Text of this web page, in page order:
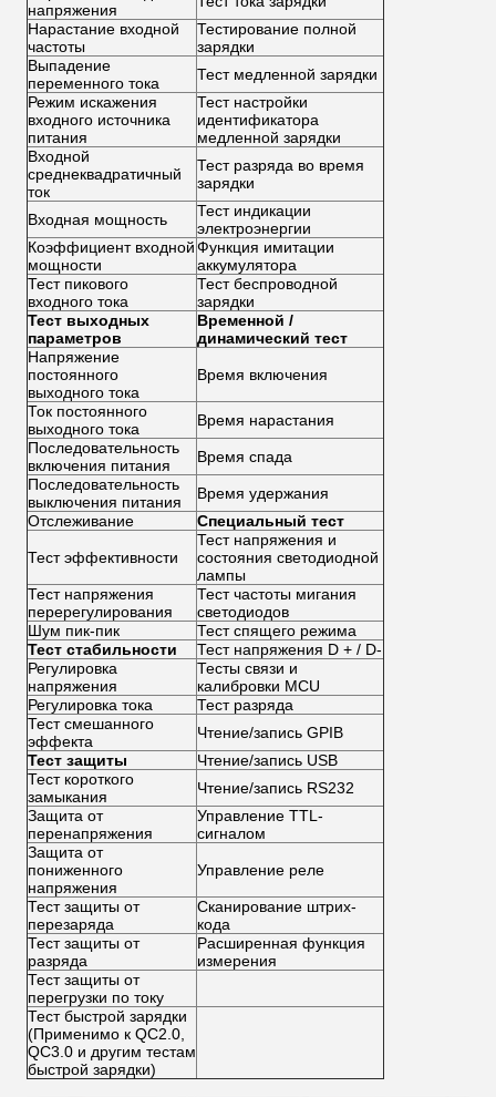
напряжения
Нарастание входной
частоты
Тестирование полной
зарядки
Выпадение
переменного тока
Тест медленной зарядки
Режим искажения
входного источника
питания
Тест настройки
идентификатора
медленной зарядки
Входной
среднеквадратичный
ток
Тест разряда во время
зарядки
Входная мощность
Тест индикации
электроэнергии
Коэффициент входной
мощности
Функция имитации
аккумулятора
Тест пикового
входного тока
Тест беспроводной
зарядки
Тест выходных
параметров
Временной /
динамический тест
Напряжение
постоянного
выходного тока
Время включения
Ток постоянного
выходного тока
Время нарастания
Последовательность
включения питания
Время спада
Последовательность
выключения питания
Время удержания
Отслеживание
Специальный тест
Тест эффективности
Тест напряжения и
состояния светодиодной
лампы
Тест напряжения
перерегулирования
Тест частоты мигания
светодиодов
Шум пик-пик
Тест спящего режима
Тест стабильности
Тест напряжения D + / D-
Регулировка
напряжения
Тесты связи и
калибровки MCU
Регулировка тока
Тест разряда
Тест смешанного
эффекта
Чтение/запись GPIB
Тест защиты
Чтение/запись USB
Тест короткого
замыкания
Чтение/запись RS232
Защита от
перенапряжения
Управление TTL-
сигналом
Защита от
пониженного
напряжения
Управление реле
Тест защиты от
перезаряда
Сканирование штрих-
кода
Тест защиты от
разряда
Расширенная функция
измерения
Тест защиты от
перегрузки по току
Тест быстрой зарядки
(Применимо к QC2.0,
QC3.0 и другим тестам
быстрой зарядки)